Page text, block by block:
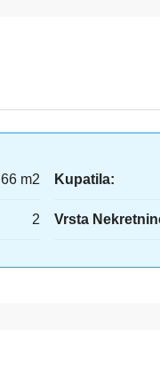
66 m2
2
Kupatila:
Vrsta